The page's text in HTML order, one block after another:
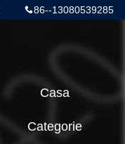
86--13080539285
Casa
Categorie